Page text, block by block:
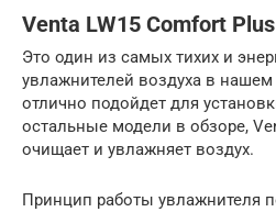
Venta LW15 Comfort Plus
Это один из самых тихих и
увлажнителей воздуха в нашем
отлично подойдет для
остальные модели в обзоре,
очищает и увлажняет воздух.
Принцип работы увлажнителя